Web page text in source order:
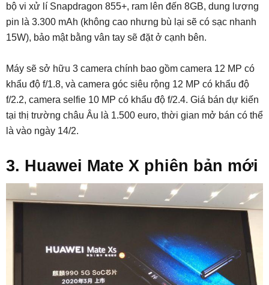
bộ vi xử lí Snapdragon 855+, ram lên đến 8GB, dung lượng
pin là 3.300 mAh (không cao nhưng bù lại sẽ có sạc nhanh
15W), bảo mật bằng vân tay sẽ đặt ở cạnh bên.
Máy sẽ sở hữu 3 camera chính bao gồm camera 12 MP có
khẩu độ f/1.8, và camera góc siêu rộng 12 MP có khẩu độ
f/2.2, camera selfie 10 MP có khẩu độ f/2.4. Giá bán dự kiến
tại thị trường châu Âu là 1.500 euro, thời gian mở bán có thể
là vào ngày 14/2.
3. Huawei Mate X phiên bản mới